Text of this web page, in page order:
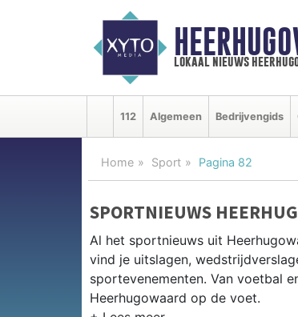
lokaal nieuws
112 Algemeen Bedrijvengids
Home Sport Pagina 82
SPORTNIEUWS
Al het sportnieuws uit
vind je uitslagen,
sportevenementen. Van voetbal
Heerhugowaard op de voet.